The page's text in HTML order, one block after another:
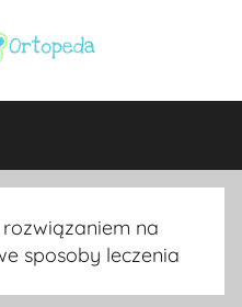
na
sposoby leczenia